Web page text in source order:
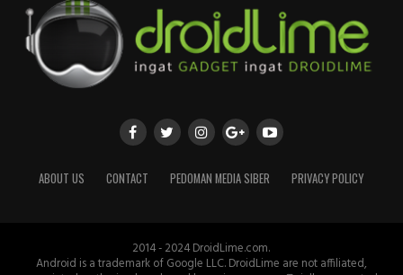
ABOUT US CONTACT PEDOMAN MEDIA SIBER PRIVACY POLICY
2014 - 2024 DroidLime.com.
Android is a trademark of Google LLC. DroidLime are not affiliated,